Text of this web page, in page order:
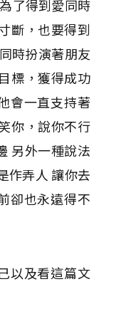
了得到愛同時
斷，也要得到
時扮演著朋友
標，獲得成功
會一直支持著
你，說你不行
另外一種說法
作弄人 讓你去
卻也永遠得不
以及看這篇文